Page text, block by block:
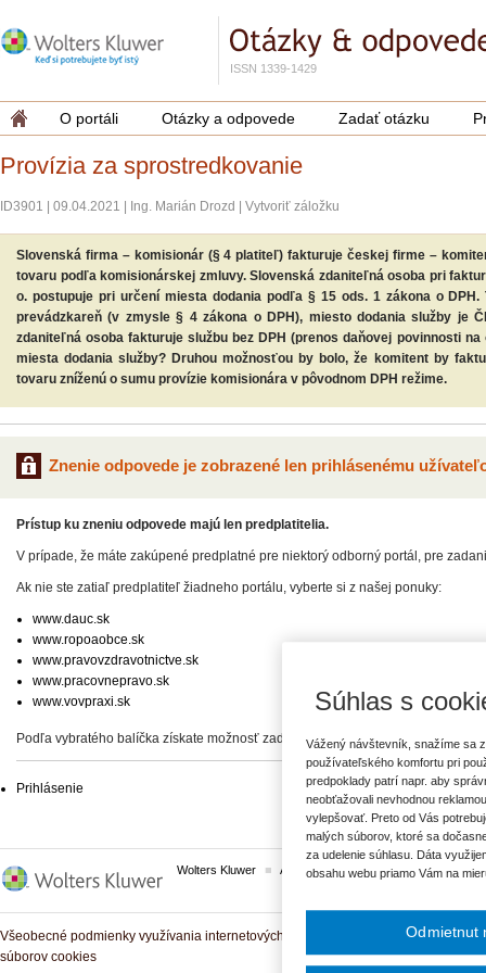
ISSN 1339-1429
O portáli Otázky a odpovede Zadať otázku
Provízia za sprostredkovanie
ID3901 09.04.2021 Ing. Marián Drozd Vytvoriť záložku
Slovenská firma – komisionár (§ 4 platiteľ) fakturuje českej firme –
tovaru podľa komisionárskej zmluvy. Slovenská zdaniteľná osoba pri
o. postupuje pri určení miesta dodania podľa § 15 ods. 1 zákona o
prevádzkareň (v zmysle § 4 zákona o DPH), miesto dodania služby je
zdaniteľná osoba fakturuje službu bez DPH (prenos daňovej povinnosti
miesta dodania služby? Druhou možnosťou by bolo, že komitent by
tovaru zníženú o sumu provízie komisionára v pôvodnom DPH režime.
Znenie odpovede je zobrazené len prihlásenému
Prístup ku zneniu odpovede majú len predplatitelia.
V prípade, že máte zakúpené predplatné pre niektorý odborný portál, pre
Ak nie ste zatiaľ predplatiteľ žiadneho portálu, vyberte si z našej ponuky:
www.dauc.sk
www.ropoaobce.sk
www.pravovzdravotnictve.sk
www.pracovnepravo.sk
www.vovpraxi.sk
Podľa vybratého balíčka získate možnosť zadať svoje otázky, prípadne prístup
Prihlásenie
Wolters Kluwer ASPI Komplexné právne predpisy
Všeobecné podmienky využívania internetových služieb a komunitných portálov
súborov cookies
Súhlas s
Vážený návštevník, snažíme sa
používateľského komfortu pri
predpoklady patrí napr. aby
neobťažovali nevhodnou
vylepšovať. Preto od Vás
malých súborov, ktoré sa
za udelenie súhlasu. Dáta
obsahu webu priamo Vám na
Odmietnut